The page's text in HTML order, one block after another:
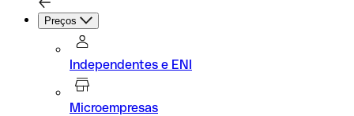
Preços
Independentes e ENI
Microempresas